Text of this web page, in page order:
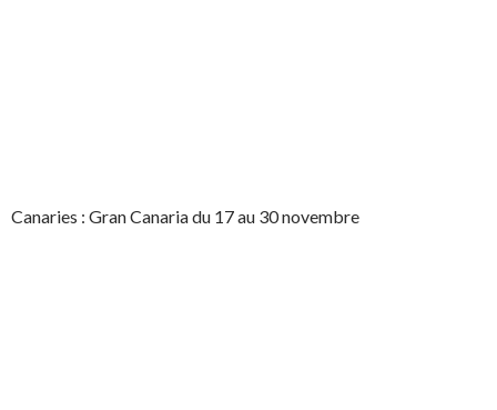
Canaries : Gran Canaria du 17 au 30 novembre